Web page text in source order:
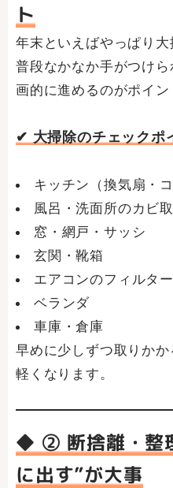
ト
年末といえばやっぱり大
普段なかなか手がつけ
画的に進めるのがポイン
✔ 大掃除のチェックポ
キッチン（換気扇・
風呂・洗面所のカビ
窓・網戸・サッシ
玄関・靴箱
エアコンのフィルター
ベランダ
車庫・倉庫
早めに少しずつ取りか
軽くなります。
◆ ② 断捨離・整
に出す”が大事